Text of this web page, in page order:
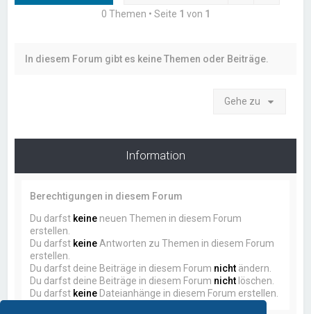
0 Themen • Seite 1 von 1
In diesem Forum gibt es keine Themen oder Beiträge.
Gehe zu
Information
Berechtigungen in diesem Forum
Du darfst keine neuen Themen in diesem Forum
erstellen.
Du darfst keine Antworten zu Themen in diesem Forum
erstellen.
Du darfst deine Beiträge in diesem Forum nicht ändern.
Du darfst deine Beiträge in diesem Forum nicht löschen.
Du darfst keine Dateianhänge in diesem Forum erstellen.